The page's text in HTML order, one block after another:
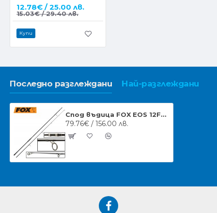
12.78€ / 25.00 лв.
15.03€ / 29.40 лв.
Купи
Последно разглеждани Най-разглеждани
Спод въдица FOX EOS 12FT /3.66M SPOD & MARKER ROD 5LB
79.76€ / 156.00 лв.